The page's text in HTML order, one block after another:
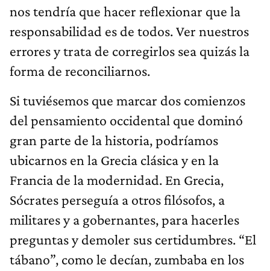
nos tendría que hacer reflexionar que la
responsabilidad es de todos. Ver nuestros
errores y trata de corregirlos sea quizás la
forma de reconciliarnos.
Si tuviésemos que marcar dos comienzos
del pensamiento occidental que dominó
gran parte de la historia, podríamos
ubicarnos en la Grecia clásica y en la
Francia de la modernidad. En Grecia,
Sócrates perseguía a otros filósofos, a
militares y a gobernantes, para hacerles
preguntas y demoler sus certidumbres. “El
tábano”, como le decían, zumbaba en los